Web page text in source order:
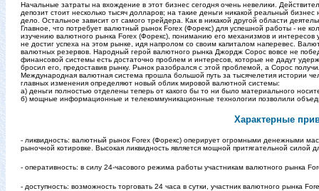
Начальные затраты на вхождение в этот бизнес сегодня очень невелики.
депозит стоит несколько тысяч долларов; на такие деньги никакой реальный
дело. Остальное зависит от самого трейдера. Как в никакой другой области
Главное, что потребует валютный рынок Forex (Форекс) для успешной работы - не
изучению валютного рынка Forex (Форекс), пониманию его механизмов и интересов
не достиг успеха на этом рынке, идя напролом со своим капиталом наперевес.
валютных резервов. Народный герой валютного рынка Джордж Сорос вовсе не
финансовой системы есть достаточно проблем и интересов, которые не дадут
бросил его, предоставив рынку. Рынок разобрался с этой проблемой, а Сорос
Международная валютная система прошла большой путь за тысячелетия истории
главных изменения определяют новый облик мировой валютной системы:
а) деньги полностью отделены теперь от какого бы то ни было материального
б) мощные информационные и телекоммуникационные технологии позволили
Характерные
- ликвидность: валютный рынок Forex (Форекс) оперирует огромными денежными
рыночной котировке. Высокая ликвидность является мощной притягательной
- оперативность: в силу 24-часового режима работы участникам валютного рынка
- доступность: возможность торговать 24 часа в сутки, участник валютного рынка